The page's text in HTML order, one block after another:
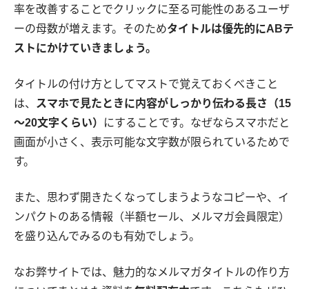
率を改善することでクリックに至る可能性のあるユーザ
ーの母数が増えます。そのためタイトルは優先的にABテ
ストにかけていきましょう。
タイトルの付け方としてマストで覚えておくべきこと
は、
スマホで見たときに内容がしっかり伝わる長さ（15
～20文字くらい）
にすることです。なぜならスマホだと
画面が小さく、表示可能な文字数が限られているためで
す。
また、思わず開きたくなってしまうようなコピーや、イ
ンパクトのある情報（半額セール、メルマガ会員限定）
を盛り込んでみるのも有効でしょう。
なお弊サイトでは、魅力的なメルマガタイトルの作り方